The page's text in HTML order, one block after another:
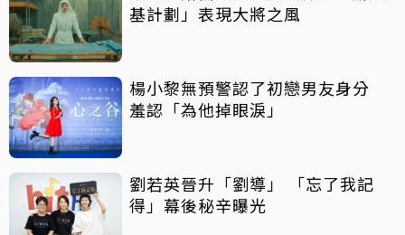
基計劃」表現大將之風
楊小黎無預警認了初戀男友身分
羞認「為他掉眼淚」
劉若英晉升「劉導」 「忘了我記
得」幕後秘辛曝光